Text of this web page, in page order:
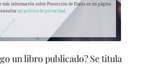
más información sobre Protección de Datos en mi página
mi política de privacidad.
un libro publicado? Se titula